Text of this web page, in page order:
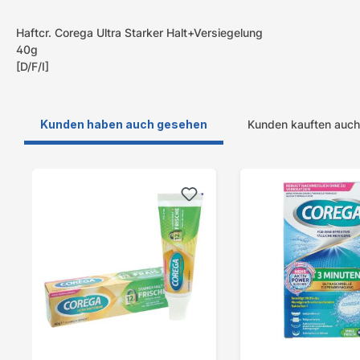
Haftcr. Corega Ultra Starker Halt+Versiegelung
40g
[D/F/I]
Kunden haben auch gesehen Kunden kauften auch